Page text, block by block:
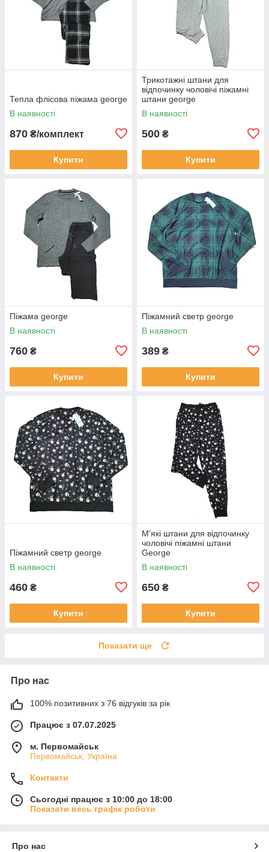
Тепла флісова піжама george
В наявності
870 ₴/комплект
Купити
Трикотажні штани для
відпочинку чоловічі піжамні
штани george
В наявності
500 ₴
Купити
Піжама george
В наявності
760 ₴
Купити
Піжамний светр george
В наявності
389 ₴
Купити
Піжамний светр george
В наявності
460 ₴
Купити
М'які штани для відпочинку
чоловічі піжамні штани
George
В наявності
650 ₴
Купити
Показати ще
Про нас
100% позитивних з 76 відгуків за рік
Працює з 07.07.2025
м. Первомайськ
Первомайськ, Україна
Контакти
Сьогодні працює з 10:00 до 18:00
Показати весь графік роботи
Про нас